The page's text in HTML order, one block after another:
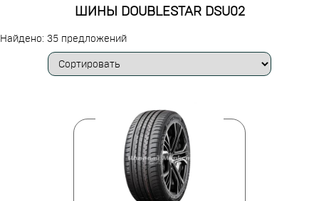
ШИНЫ DOUBLESTAR DSU02
Найдено: 35 предложений